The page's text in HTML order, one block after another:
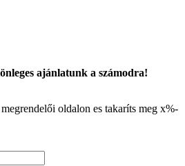
ajánlatunk a számodra!
oldalon es takaríts meg x%-